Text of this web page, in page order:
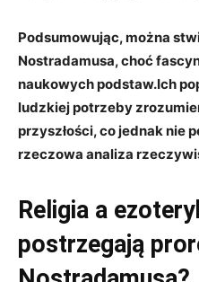
Podsumowując, ⁤można⁣
Nostradamusa,​ choć
naukowych podstaw.Ich
⁤ludzkiej potrzeby
przyszłości, co jednak nie
rzeczowa analiza
Religia a
postrzegają